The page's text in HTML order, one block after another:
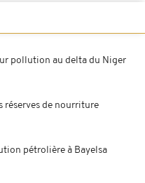
pollution au delta du Niger
réserves de nourriture
pétrolière à Bayelsa